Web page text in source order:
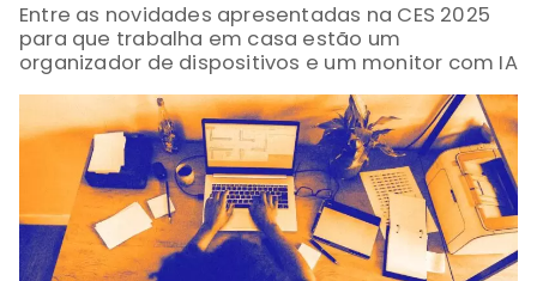
Entre as novidades apresentadas na CES 2025
para que trabalha em casa estão um
organizador de dispositivos e um monitor com IA